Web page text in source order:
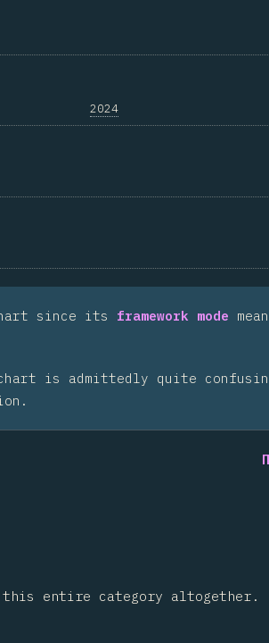
2024
since its framework mode
is admittedly quite
this entire category altogether.